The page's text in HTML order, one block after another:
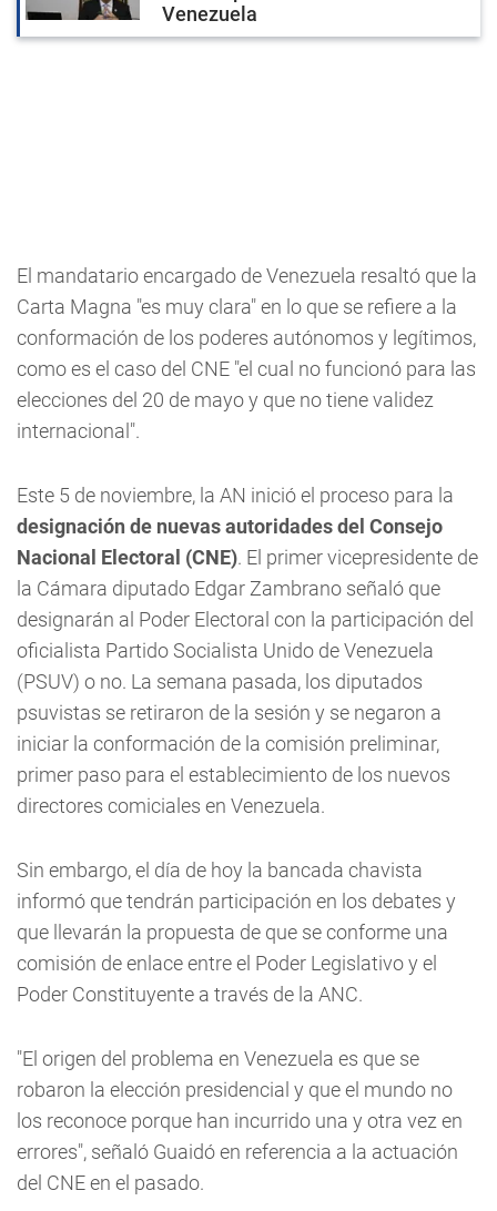
Venezuela
El mandatario encargado de Venezuela resaltó que la
Carta Magna "es muy clara" en lo que se refiere a la
conformación de los poderes autónomos y legítimos,
como es el caso del CNE "el cual no funcionó para las
elecciones del 20 de mayo y que no tiene validez
internacional".
Este 5 de noviembre, la AN inició el proceso para la
designación de nuevas autoridades del Consejo
Nacional Electoral (CNE). El primer vicepresidente de
la Cámara diputado Edgar Zambrano señaló que
designarán al Poder Electoral con la participación del
oficialista Partido Socialista Unido de Venezuela
(PSUV) o no. La semana pasada, los diputados
psuvistas se retiraron de la sesión y se negaron a
iniciar la conformación de la comisión preliminar,
primer paso para el establecimiento de los nuevos
directores comiciales en Venezuela.
Sin embargo, el día de hoy la bancada chavista
informó que tendrán participación en los debates y
que llevarán la propuesta de que se conforme una
comisión de enlace entre el Poder Legislativo y el
Poder Constituyente a través de la ANC.
"El origen del problema en Venezuela es que se
robaron la elección presidencial y que el mundo no
los reconoce porque han incurrido una y otra vez en
errores", señaló Guaidó en referencia a la actuación
del CNE en el pasado.